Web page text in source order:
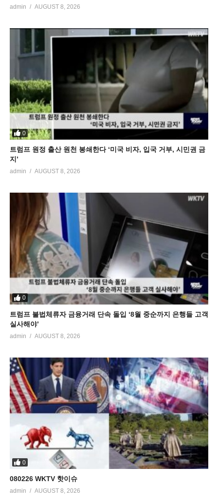
admin AUGUST 8, 2026
0
트럼프 원정 출산 원천 봉쇄한다 ‘미국 비자, 입국 거부, 시민권 금
지’
admin AUGUST 8, 2026
0
트럼프 불법체류자 금융거래 단속 돌입 ‘8월 중순까지 은행들 고객
실사해야’
admin AUGUST 8, 2026
0
080226 WKTV 핫이슈
admin AUGUST 8, 2026